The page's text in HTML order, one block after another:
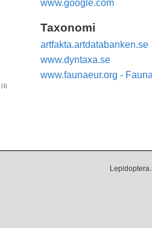
www.google.com
Taxonomi
artfakta.artdatabanken.se
www.dyntaxa.se
www.faunaeur.org -
(1)